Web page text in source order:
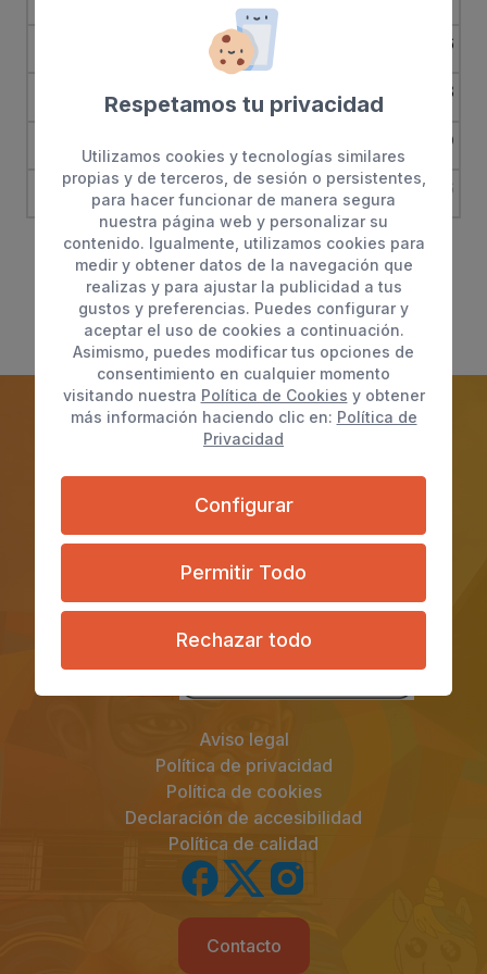
13 16
20 22 23
30
31 1 2 3 4 5 6
Aviso legal
Política de privacidad
Política de cookies
Declaración de accesibilidad
Política de calidad
Contacto
Respetamos tu privacidad
Utilizamos cookies y tecnologías similares
propias y de terceros, de sesión o persistentes,
para hacer funcionar de manera segura
nuestra página web y personalizar su
contenido. Igualmente, utilizamos cookies para
medir y obtener datos de la navegación que
realizas y para ajustar la publicidad a tus
gustos y preferencias. Puedes configurar y
aceptar el uso de cookies a continuación.
Asimismo, puedes modificar tus opciones de
consentimiento en cualquier momento
visitando nuestra Política de Cookies y obtener
más información haciendo clic en: Política de
Privacidad
Configurar
Permitir Todo
Rechazar todo